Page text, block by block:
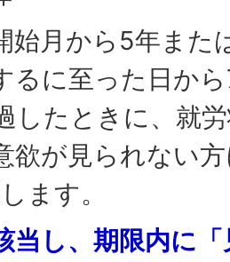
始月から5年また
るに至った日か
したときに、就
欲が見られない
ます。
当し、期限内に